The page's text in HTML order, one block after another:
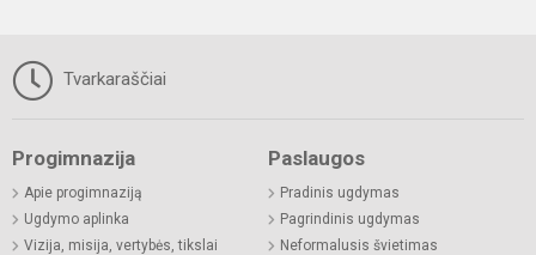
Tvarkaraščiai
Progimnazija
Apie progimnaziją
Ugdymo aplinka
Vizija, misija, vertybės, tikslai
Paslaugos
Pradinis ugdymas
Pagrindinis ugdymas
Neformalusis švietimas